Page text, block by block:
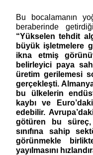
Bu bocalamanın
beraberinde
“Yükselen tehdit
büyük işletmelere
ikna etmiş
belirleyici paya
üretim gerilemesi
gerçekleşti.
bu ülkelerin
kaybı ve
edebilir.
götüren bu
sınıfına sahip
görünmekle
yayılmasını